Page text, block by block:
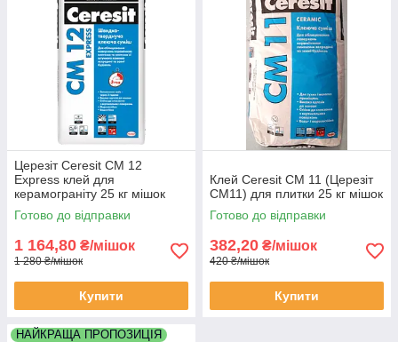
Церезіт Ceresit CM 12
Express клей для
керамограніту 25 кг мішок
Готово до відправки
1 164,80 ₴/мішок
1 280 ₴/мішок
Купити
Клей Ceresit СМ 11 (Церезіт
СМ11) для плитки 25 кг мішок
Готово до відправки
382,20 ₴/мішок
420 ₴/мішок
Купити
НАЙКРАЩА ПРОПОЗИЦІЯ